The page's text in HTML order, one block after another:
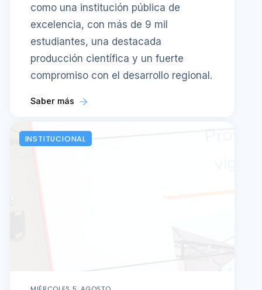
como una institución pública de
excelencia, con más de 9 mil
estudiantes, una destacada
producción científica y un fuerte
compromiso con el desarrollo regional.
Saber más
INSTITUCIONAL